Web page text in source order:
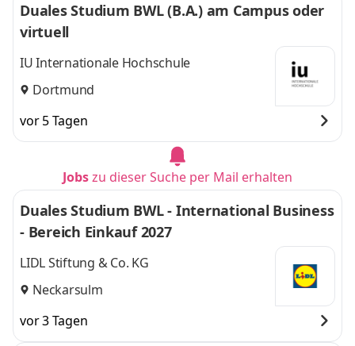
Duales Studium BWL (B.A.) am Campus oder
virtuell
IU Internationale Hochschule
Dortmund
vor 5 Tagen
Jobszu dieser Suche per Mail erhalten
Duales Studium BWL - International Business
- Bereich Einkauf 2027
LIDL Stiftung & Co. KG
Neckarsulm
vor 3 Tagen